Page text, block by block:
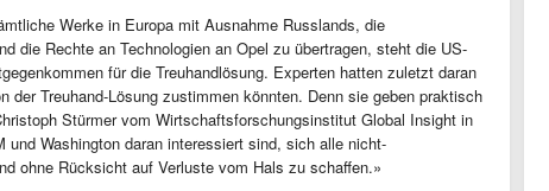
Werke in Europa mit Ausnahme Russlands, die
die Rechte an Technologien an Opel zu übertragen, steht die US-
für die Treuhandlösung. Experten hatten zuletzt daran
der Treuhand-Lösung zustimmen könnten. Denn sie geben praktisch
Stürmer vom Wirtschaftsforschungsinstitut Global Insight in
Washington daran interessiert sind, sich alle nicht-
ohne Rücksicht auf Verluste vom Hals zu schaffen.»